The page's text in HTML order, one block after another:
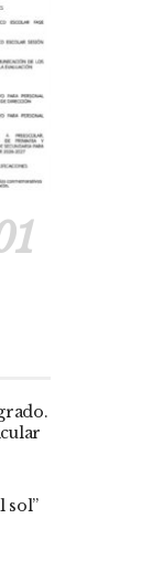
sol”